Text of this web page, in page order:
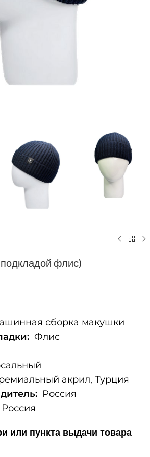
флис)
сборка макушки
Флис
акрил, Турция
Россия
Россия
или пункта выдачи товара